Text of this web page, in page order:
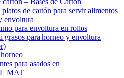
cartón – Bases de Cartón
platos de cartón para servir alimentos
envoltura
para envoltura en rollos
grasos para horneo y envoltura
para asados en
MAT